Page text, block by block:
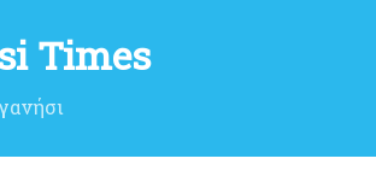
Times